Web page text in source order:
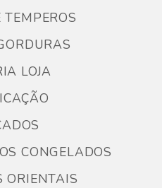
LOJA
CONGELADOS
ORIENTAIS